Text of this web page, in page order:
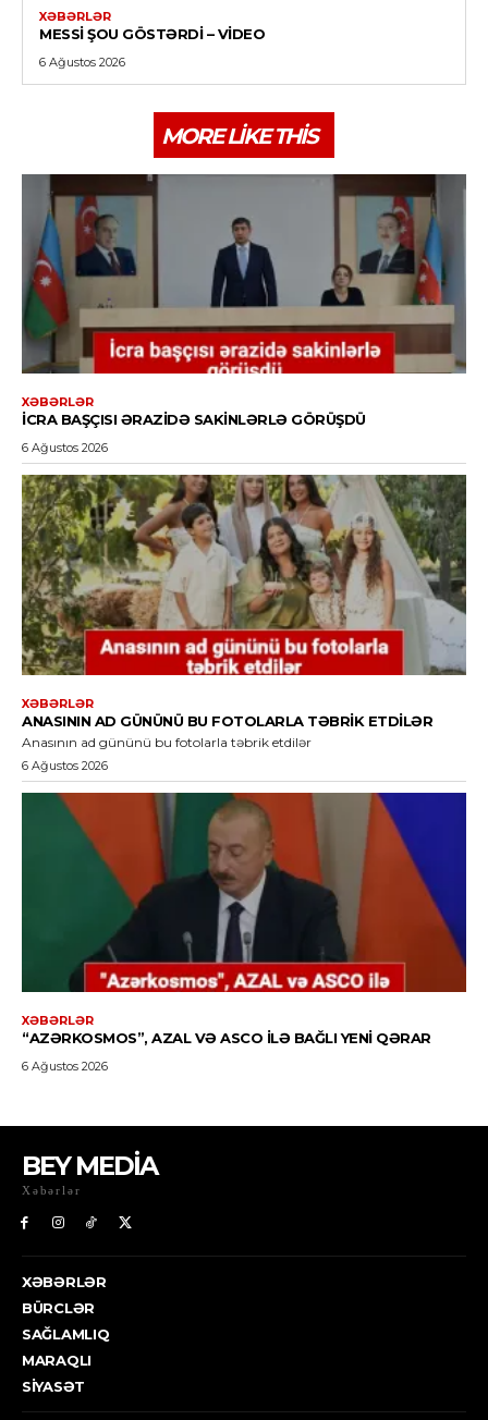
BEY MEDİA
Xəbərlər
XƏBƏRLƏR
BÜRCLƏR
SAĞLAMLIQ
MARAQLI
SIYASƏT